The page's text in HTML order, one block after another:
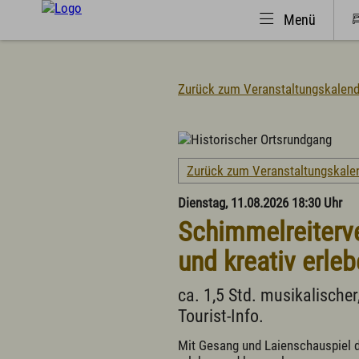
Menü
Natürlich(er)leben
Gesundheit / Wellness
Branchenbuch/Marktplatz
Urlaub
Infos
Zurück zum
Zurück zum
Dienstag, 11.08.2026 18:30 Uhr
und kreativ
ca. 1,5 Std.
Tourist-Info.
Mit Gesang und Laienschauspiel